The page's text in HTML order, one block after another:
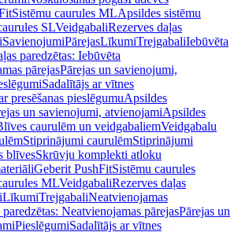
Sistēmu caurules MLApsildes sistēmu
SLVeidgabaliRezerves daļas
SavienojumiPārejasLīkumiTrejgabaliIebūvēta
paredzētas: Iebūvēta
pārejasPārejas un savienojumi,
Sadalītājs ar vītnes
presēšanas pieslēgumuApsildes
un savienojumi, atvienojamiApsildes
caurulēm un veidgabaliemVeidgabalu
Stiprinājumi caurulēmStiprinājumi
blīvesSkrūvju komplekti atloku
Geberit PushFitSistēmu caurules
MLVeidgabaliRezerves daļas
LīkumiTrejgabaliNeatvienojamas
Neatvienojamas pārejasPārejas un
PieslēgumiSadalītājs ar vītnes